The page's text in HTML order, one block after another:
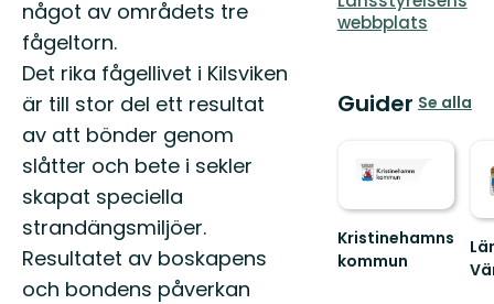
något av områdets tre
fågeltorn.
Det rika fågellivet i Kilsviken
är till stor del ett resultat
av att bönder genom
slåtter och bete i sekler
skapat speciella
strandängsmiljöer.
Resultatet av boskapens
och bondens påverkan
webbplats
Guider Se alla
Kristinehamns
kommun